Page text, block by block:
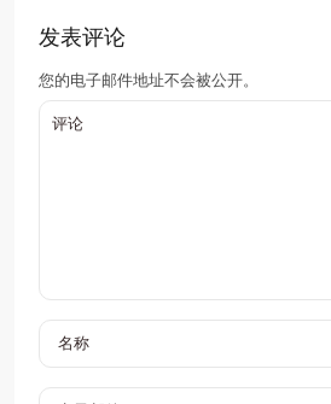
发表评论
您的电子邮件地址不会被公开。